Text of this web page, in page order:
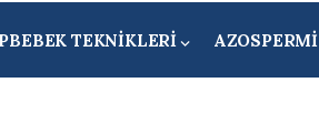
TEKNIKLERI AZOSPERMI